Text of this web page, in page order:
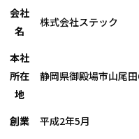
会社
名
株式会社ステック
本社
所在
地
静岡県御殿場市山尾
創業
平成2年5月